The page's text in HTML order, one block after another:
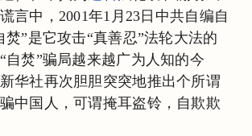
言中，2001年1月23日中共自编自
焚”是它攻击“真善忍”法轮大法的
自焚”骗局越来越广为人知的今
华社再次胆胆突突地推出个所谓
中国人，可谓掩耳盗铃，自欺欺